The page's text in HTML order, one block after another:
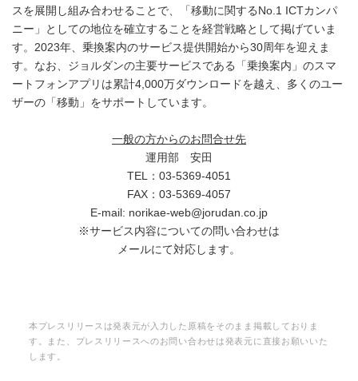
スを展開し組み合わせることで、「移動に関するNo.1 ICTカンパ
ニー」としての地位を確立することを経営戦略として掲げていま
す。2023年、乗換案内のサービス提供開始から30周年を迎えま
す。なお、ジョルダンの主要サービスである「乗換案内」のスマ
ートフォンアプリは累計4,000万ダウンロードを越え、多くのユー
ザーの「移動」をサポートしています。
一般の方からのお問合せ先
運用部 安田
TEL：03-5369-4051
FAX：03-5369-4057
E-mail: norikae-web@jorudan.co.jp
※サービス内容についての問い合わせは
メールにて対応します。
本プレスリリースは発表元が入力した原稿をそのまま掲載しておりま
す。また、プレスリリースへのお問い合わせは発表元に直接お願いいた
します。